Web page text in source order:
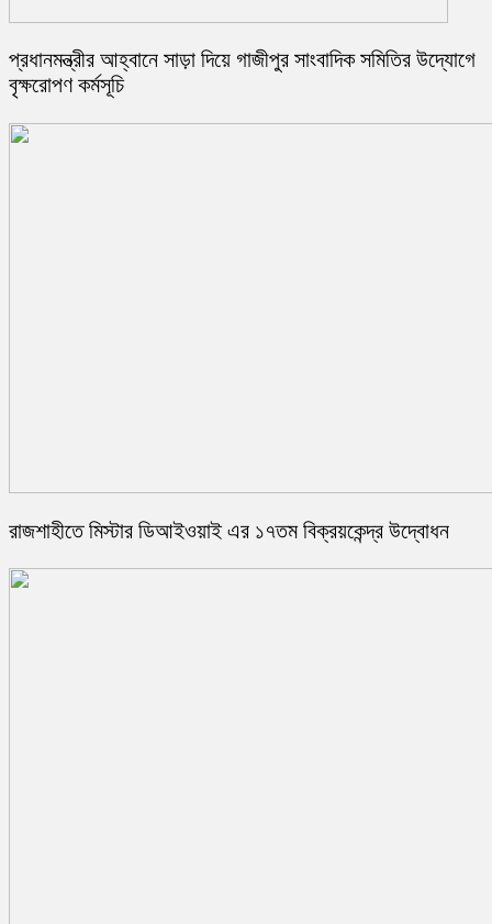
‎প্রধানমন্ত্রীর আহ্বানে সাড়া দিয়ে গাজীপুর সাংবাদিক সমিতির উদ্যোগে
বৃক্ষরোপণ কর্মসূচি
রাজশাহীতে মিস্টার ডিআইওয়াই এর ১৭তম বিক্রয়কেন্দ্র উদ্বোধন